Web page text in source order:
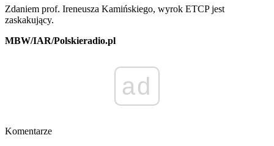
Zdaniem prof. Ireneusza Kamińskiego, wyrok ETCP jest
zaskakujący.
MBW/IAR/Polskieradio.pl
ad
Komentarze